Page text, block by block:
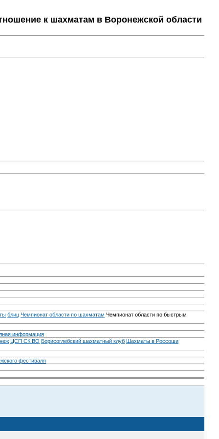
к шахматам в Воронежской области
блиц Чемпионат области по шахматам Чемпионат области по быстрым
информация
ЦСП СК ВО Борисоглебский шахматный клуб Шахматы в Россоши
фестиваля